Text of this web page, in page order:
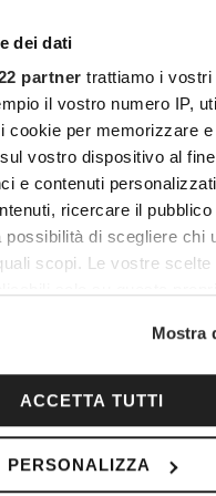
dei dati
partner trattiamo i vostri
il vostro numero IP,
cookie per memorizzare
vostro dispositivo al
e contenuti
ricercare il
possibilità di scegliere chi
scopi. Le vostre scelte
il proprio consenso in
della privacy.
informazioni sulla tua
Mostra
ACCETTA TUTTI
PERSONALIZZA
Cocooners